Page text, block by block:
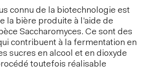
connu de la biotechnologie est
la bière produite à l’aide de
Saccharomyces. Ce sont des
contribuent à la fermentation en
sucres en alcool et en dioxyde
toutefois réalisable